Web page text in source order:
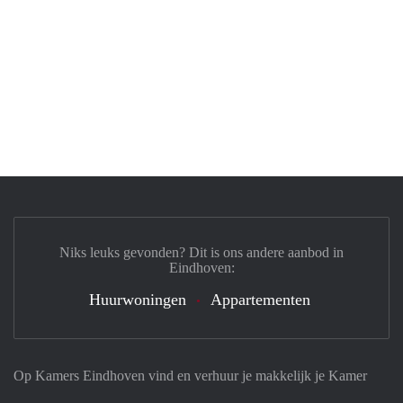
Op Kamers Eindhoven vind en verhuur je makkelijk je Kamer
Niks leuks gevonden? Dit is ons andere aanbod in
Eindhoven:
Huurwoningen Appartementen